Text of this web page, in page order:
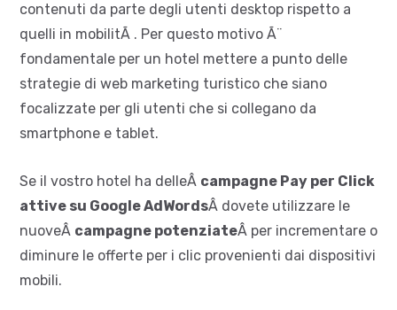
contenuti da parte degli utenti desktop rispetto a
quelli in mobilitÃ . Per questo motivo Ã¨
fondamentale per un hotel mettere a punto delle
strategie di web marketing turistico che siano
focalizzate per gli utenti che si collegano da
smartphone e tablet.
Se il vostro hotel ha delleÂ campagne Pay per Click
attive su Google AdWordsÂ dovete utilizzare le
nuoveÂ campagne potenziateÂ per incrementare o
diminure le offerte per i clic provenienti dai dispositivi
mobili.